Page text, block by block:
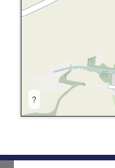
?